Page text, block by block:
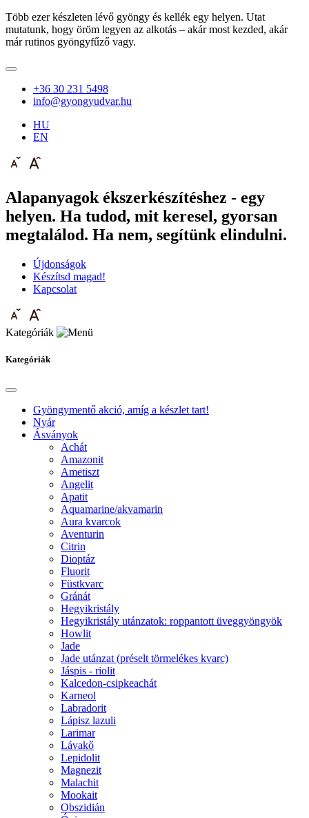
Több ezer készleten lévő gyöngy és kellék egy helyen. Utat
mutatunk, hogy öröm legyen az alkotás – akár most kezded, akár
már rutinos gyöngyfűző vagy.
+36 30 231 5498
info@gyongyudvar.hu
HU
EN
Alapanyagok ékszerkészítéshez - egy
helyen. Ha tudod, mit keresel, gyorsan
megtalálod. Ha nem, segítünk elindulni.
Újdonságok
Készítsd magad!
Kapcsolat
Kategóriák
Kategóriák
Gyöngymentő akció, amíg a készlet tart!
Nyár
Ásványok
Achát
Amazonit
Ametiszt
Angelit
Apatit
Aquamarine/akvamarin
Aura kvarcok
Aventurin
Citrin
Dioptáz
Fluorit
Füstkvarc
Gránát
Hegyikristály
Hegyikristály utánzatok: roppantott üveggyöngyök
Howlit
Jade
Jade utánzat (préselt törmelékes kvarc)
Jáspis - riolit
Kalcedon-csipkeachát
Karneol
Labradorit
Lápisz lazuli
Larimar
Lávakő
Lepidolit
Magnezit
Malachit
Mookait
Obszidián